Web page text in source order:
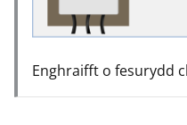
Enghraifft o fesurydd